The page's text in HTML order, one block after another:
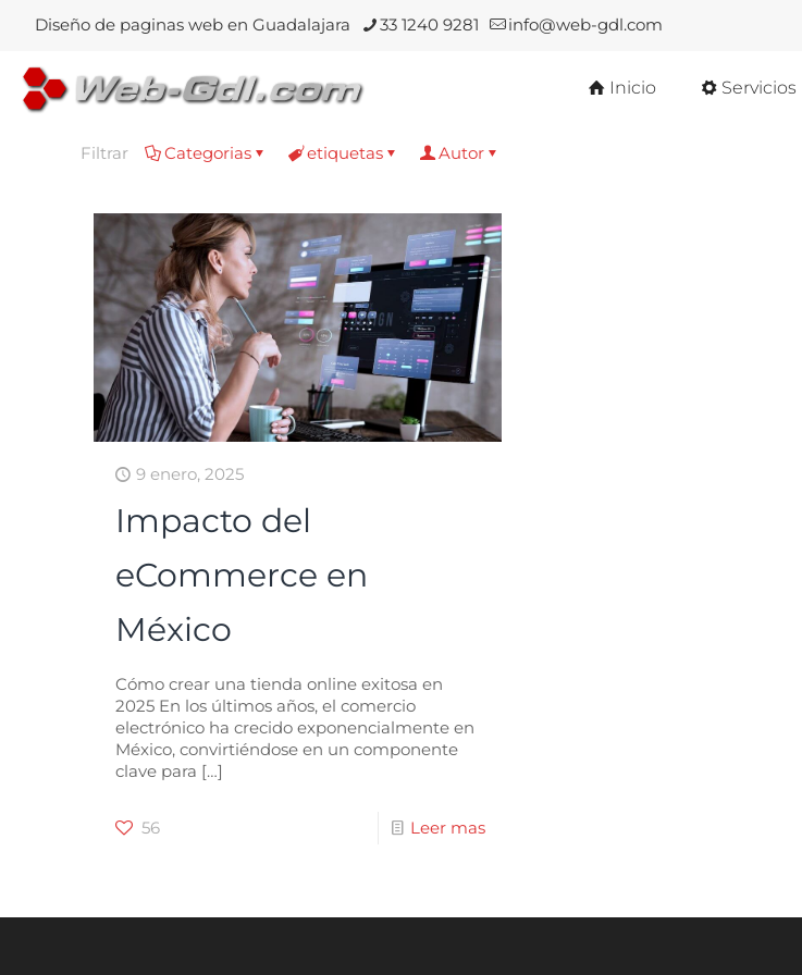
Diseño de paginas web en Guadalajara 33 1240 9281 info@web-gdl.com
Inicio Servicios
Filtrar Categorias etiquetas Autor
9 enero, 2025
Impacto del
eCommerce en
México
Cómo crear una tienda online exitosa en
2025 En los últimos años, el comercio
electrónico ha crecido exponencialmente en
México, convirtiéndose en un componente
clave para […]
56 Leer mas